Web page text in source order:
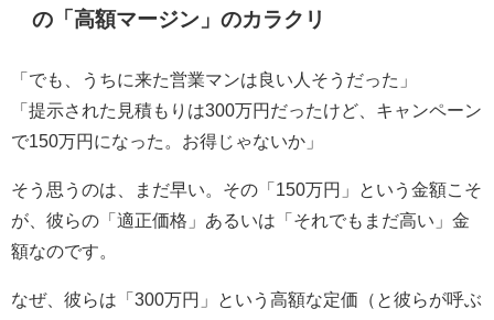
の「高額マージン」のカラクリ
「でも、うちに来た営業マンは良い人そうだった」
「提示された見積もりは300万円だったけど、キャンペーン
で150万円になった。お得じゃないか」
そう思うのは、まだ早い。その「150万円」という金額こそ
が、彼らの「適正価格」あるいは「それでもまだ高い」金
額なのです。
なぜ、彼らは「300万円」という高額な定価（と彼らが呼ぶ